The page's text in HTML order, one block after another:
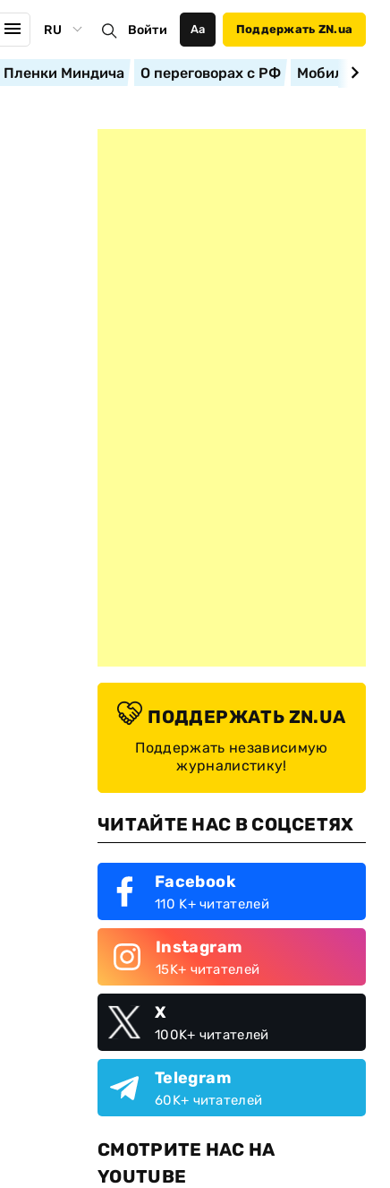
RU Войти Аа Поддержать ZN.ua
Пленки Миндича О переговорах с РФ
ПОДДЕРЖАТЬ ZN.UA
Поддержать независимую
журналистику!
ЧИТАЙТЕ НАС В СОЦСЕТЯХ
Facebook
110 K+ читателей
Instagram
15K+ читателей
X
100K+ читателей
Telegram
60K+ читателей
СМОТРИТЕ НАС НА
YOUTUBE